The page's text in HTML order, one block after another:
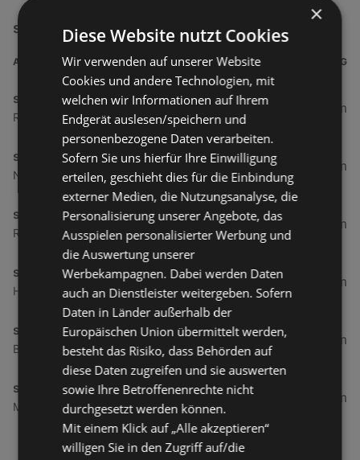
simpli.at Filialen in der Nähe
ADRESSE ENTFERNUNG
simpli.at
Roseggerstraße 8, 6890 Lustenau
6 km
simpli.at
Neudorfstraße 15, 6890 Lustenau
6,21 km
simpli.at
Radetzkystraße 20, 6890 Lustenau
6,34 km
simpli.at
Hofsteigstraße 30, 6971 Hard
7,75 km
simpli.at
Bundesstraße 115, 6923 Lauterach
9,94 km
simpli.at
Messestraße 2, 6850 Dornbirn
10,83 km
×
Diese Website nutzt Cookies
Wir verwenden auf unserer Website
Cookies und andere Technologien, mit
welchen wir Informationen auf Ihrem
Endgerät auslesen/speichern und
personenbezogene Daten verarbeiten.
Sofern Sie uns hierfür Ihre Einwilligung
erteilen, geschieht dies für die Einbindung
externer Medien, die Nutzungsanalyse, die
Personalisierung unserer Angebote, das
Ausspielen personalisierter Werbung und
die Auswertung unserer
Werbekampagnen. Dabei werden Daten
auch an Dienstleister weitergeben. Sofern
Daten in Länder außerhalb der
Europäischen Union übermittelt werden,
besteht das Risiko, dass Behörden auf
diese Daten zugreifen und sie auswerten
sowie Ihre Betroffenenrechte nicht
durchgesetzt werden können.
Mit einem Klick auf „Alle akzeptieren“
willigen Sie in den Zugriff auf/die